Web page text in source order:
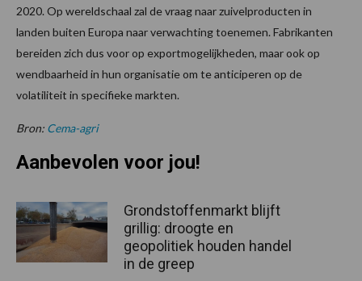
2020. Op wereldschaal zal de vraag naar zuivelproducten in
landen buiten Europa naar verwachting toenemen. Fabrikanten
bereiden zich dus voor op exportmogelijkheden, maar ook op
wendbaarheid in hun organisatie om te anticiperen op de
volatiliteit in specifieke markten.
Bron: Cema-agri
Aanbevolen voor jou!
Grondstoffenmarkt blijft
grillig: droogte en
geopolitiek houden handel
in de greep